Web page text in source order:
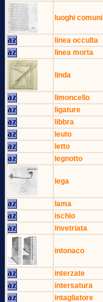
luoghi comuni
linea occulta
linea morta
linda
limoncello
ligature
libbra
leuto
letto
legnotto
lega
lama
ischio
invetriata
intonaco
interzate
intersatura
intagliatore